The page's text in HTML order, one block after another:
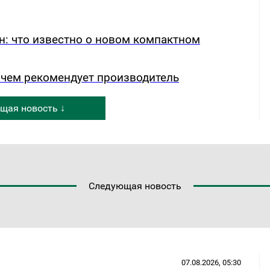
что известно о новом компактном
рекомендует производитель
новость ↓
Следующая новость
07.08.2026, 05:30